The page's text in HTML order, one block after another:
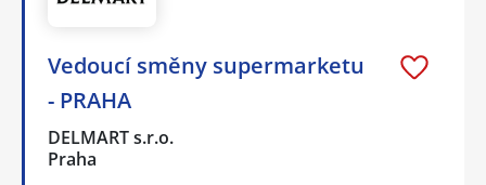
Vedoucí směny supermarketu
- PRAHA
DELMART s.r.o.
Praha